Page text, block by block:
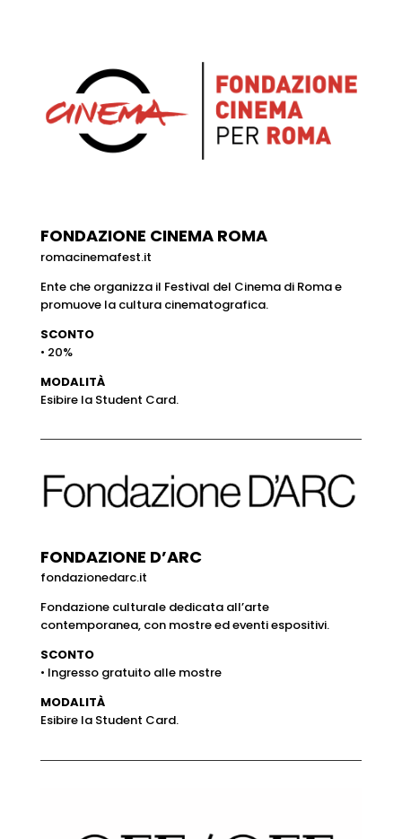
FONDAZIONE CINEMA ROMA
romacinemafest.it
Ente che organizza il Festival del Cinema di Roma e
promuove la cultura cinematografica.
SCONTO
• 20%
MODALITÀ
Esibire la Student Card.
FONDAZIONE D’ARC
fondazionedarc.it
Fondazione culturale dedicata all’arte
contemporanea, con mostre ed eventi espositivi.
SCONTO
• Ingresso gratuito alle mostre
MODALITÀ
Esibire la Student Card.